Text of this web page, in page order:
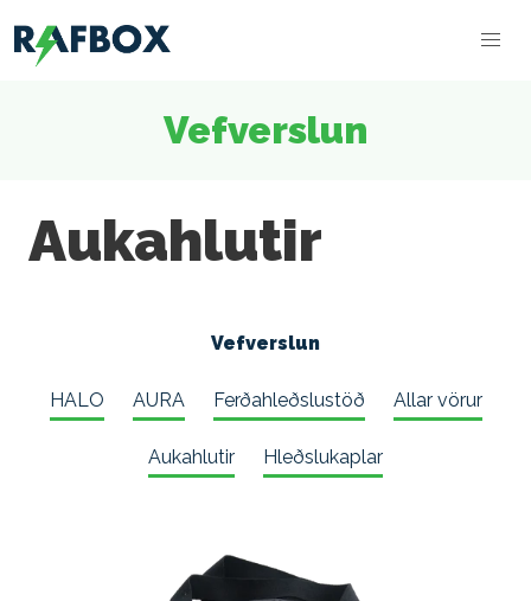
Vefverslun
Aukahlutir
Vefverslun
HALO AURA Ferðahleðslustöð Allar vörur
Aukahlutir Hleðslukaplar